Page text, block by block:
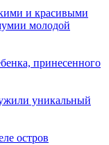
и красивыми
молодой
принесенного
уникальный
остров